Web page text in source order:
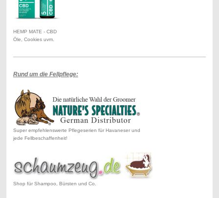
HEMP MATE - CBD
Öle, Cookies uvm.
Rund um die Fellpflege:
Super empfehlenswerte Pflegeserien für Havaneser und
jede Fellbeschaffenheit!
Shop für Shampoo, Bürsten und Co.